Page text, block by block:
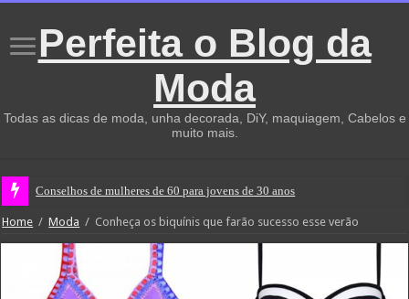
Perfeita o Blog da
Moda
Todas as dicas de moda, unha decorada, DiY, maquiagem, Cabelos e
muito mais.
Conselhos de mulheres de 60 para jovens de 30 anos
Home / Moda / Conheça os biquínis que farão sucesso esse verão